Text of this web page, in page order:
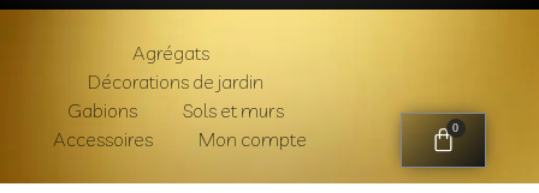
Agrégats
Décorations de jardin
Gabions
Sols et murs
Accessoires
Mon compte 0